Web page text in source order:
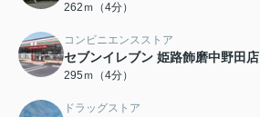
262ｍ（4分）
コンビニエンスストア
セブンイレブン 姫路飾磨中野田店
295ｍ（4分）
ドラッグストア